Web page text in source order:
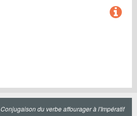
Conjugaison du verbe affourager à l'Impératif